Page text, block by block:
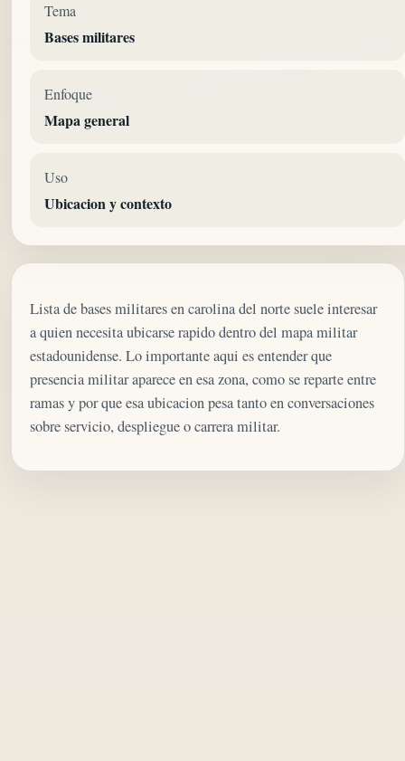
Tema
Bases militares
Enfoque
Mapa general
Uso
Ubicacion y contexto
Lista de bases militares en carolina del norte suele interesar
a quien necesita ubicarse rapido dentro del mapa militar
estadounidense. Lo importante aqui es entender que
presencia militar aparece en esa zona, como se reparte entre
ramas y por que esa ubicacion pesa tanto en conversaciones
sobre servicio, despliegue o carrera militar.